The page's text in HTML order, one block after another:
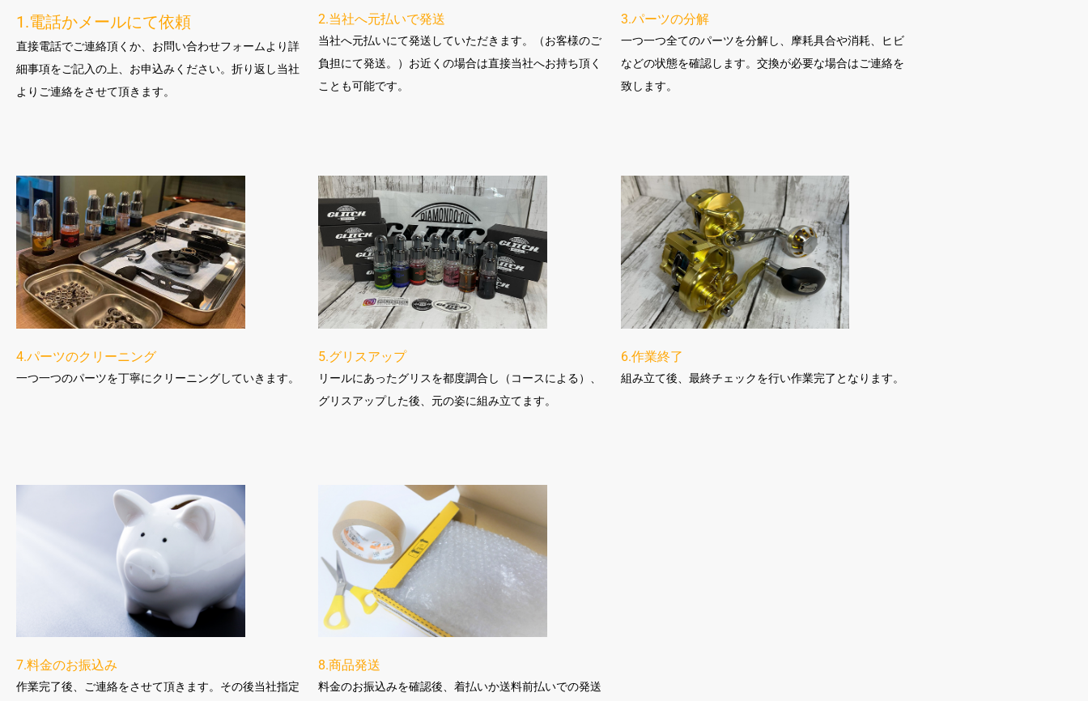
1.電話かメールにて依頼
直接電話でご連絡頂くか、お問い合わせフォームより詳
細事項をご記入の上、お申込みください。折り返し当社
よりご連絡をさせて頂きます。
2.当社へ元払いで発送
当社へ元払いにて発送していただきます。（お客様のご
負担にて発送。）お近くの場合は直接当社へお持ち頂く
ことも可能です。
3.パーツの分解
一つ一つ全てのパーツを分解し、摩耗具合や消耗、ヒビ
などの状態を確認します。交換が必要な場合はご連絡を
致します。
4.パーツのクリーニング
一つ一つのパーツを丁寧にクリーニングしていきます。
5.グリスアップ
リールにあったグリスを都度調合し（コースによる）、
グリスアップした後、元の姿に組み立てます。
6.作業終了
組み立て後、最終チェックを行い作業完了となります。
7.料金のお振込み
作業完了後、ご連絡をさせて頂きます。その後当社指定
8.商品発送
料金のお振込みを確認後、着払いか送料前払いでの発送